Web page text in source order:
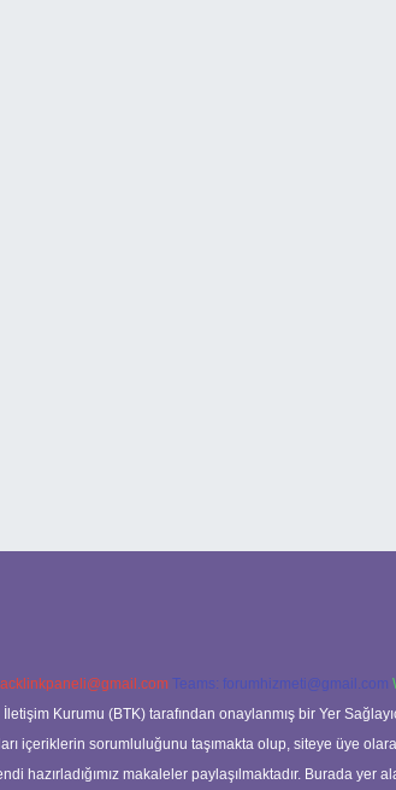
Teams: forumhizmeti@gmail.com
Kurumu (BTK) tarafından onaylanmış bir Yer
içeriklerin sorumluluğunu taşımakta olup, siteye üye
hazırladığımız makaleler paylaşılmaktadır. Burada